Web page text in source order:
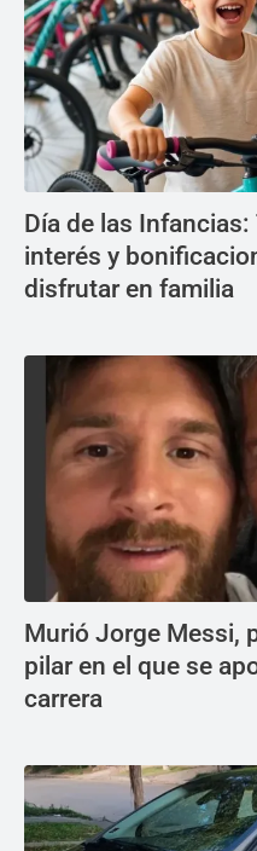
Día de las
interés y
disfrutar en familia
Murió Jorge Messi,
pilar en el que se
carrera